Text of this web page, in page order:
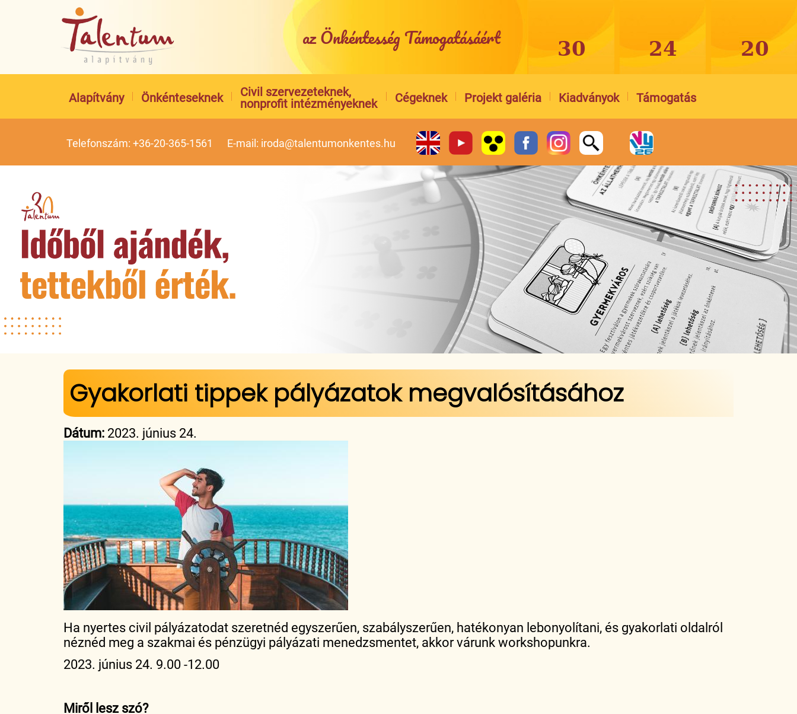
az Önkéntesség Támogatásáért
Alapítvány Önkénteseknek
Civil szervezeteknek,
nonprofit intézményeknek
Cégeknek Projekt galéria Kiadványok Támogatás
Telefonszám: +36-20-365-1561 E-mail: iroda@talentumonkentes.hu
Jelenlegi hely
Gyakorlati tippek pályázatok megvalósításához
Dátum: 2023. június 24.
Ha nyertes civil pályázatodat szeretnéd egyszerűen, szabályszerűen, hatékonyan lebonyolítani, és gyakorlati oldalról
néznéd meg a szakmai és pénzügyi pályázati menedzsmentet, akkor várunk workshopunkra.
2023. június 24. 9.00 -12.00
Miről lesz szó?